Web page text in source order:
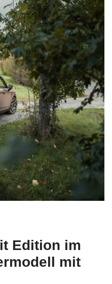
Edition im
mit